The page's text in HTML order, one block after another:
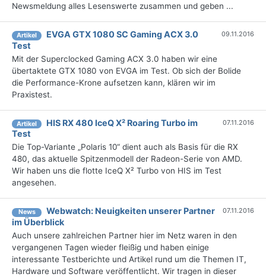
Newsmeldung alles Lesenswerte zusammen und geben ...
Artikel
EVGA GTX 1080 SC Gaming ACX 3.0
Test
09.11.2016
Mit der Superclocked Gaming ACX 3.0 haben wir eine
übertaktete GTX 1080 von EVGA im Test. Ob sich der Bolide
die Performance-Krone aufsetzen kann, klären wir im
Praxistest.
Artikel
HIS RX 480 IceQ X² Roaring Turbo im
Test
07.11.2016
Die Top-Variante „Polaris 10“ dient auch als Basis für die RX
480, das aktuelle Spitzenmodell der Radeon-Serie von AMD.
Wir haben uns die flotte IceQ X² Turbo von HIS im Test
angesehen.
News
Webwatch: Neuigkeiten unserer Partner
im Überblick
07.11.2016
Auch unsere zahlreichen Partner hier im Netz waren in den
vergangenen Tagen wieder fleißig und haben einige
interessante Testberichte und Artikel rund um die Themen IT,
Hardware und Software veröffentlicht. Wir tragen in dieser